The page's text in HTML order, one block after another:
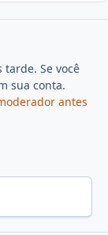
Se você
sua conta.
antes